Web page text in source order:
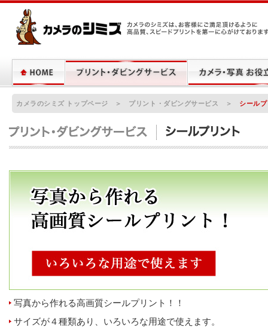
カメラのシミズは、お客様にご満足頂けるように高品質、スピードプリント
カメラのシミズ トップページ ＞ プリント・ダビングサービス ＞ シール
シールプリント
写真から作れる高画質シールプリント！！
写真から作れる高画質シールプリント！！
サイズが４種類あり、いろいろな用途で使えます。